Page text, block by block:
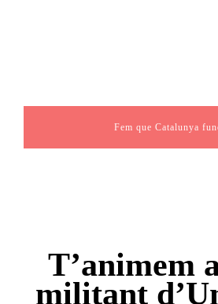
Fem que Catalunya
T’animem
militant